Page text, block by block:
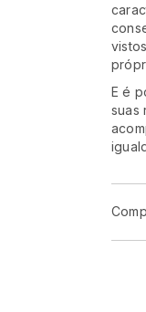
E é
suas